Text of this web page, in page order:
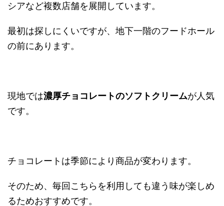
シアなど複数店舗を展開しています。
最初は探しにくいですが、地下一階のフードホール
の前にあります。
現地では濃厚チョコレートのソフトクリームが人気
です。
チョコレートは季節により商品が変わります。
そのため、毎回こちらを利用しても違う味が楽しめ
るためおすすめです。